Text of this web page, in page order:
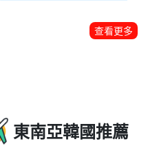
查看更多
東南亞韓國推薦